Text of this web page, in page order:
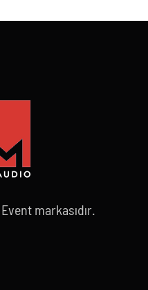
markasıdır.